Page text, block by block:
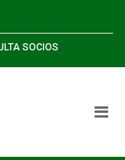
SOCIOS